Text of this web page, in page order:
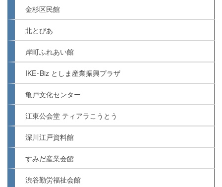
金杉区民館
北とぴあ
岸町ふれあい館
IKE･Biz としま産業振興プラザ
亀戸文化センター
江東公会堂 ティアラこうとう
深川江戸資料館
すみだ産業会館
渋谷勤労福祉会館